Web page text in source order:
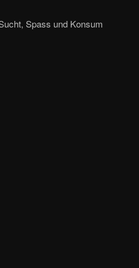
Spass und Konsum